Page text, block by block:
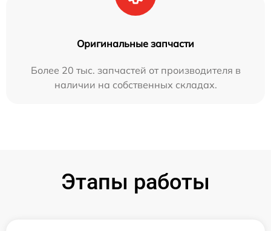
Оригинальные запчасти
Более 20 тыс. запчастей от производителя в
наличии на собственных складах.
Этапы работы